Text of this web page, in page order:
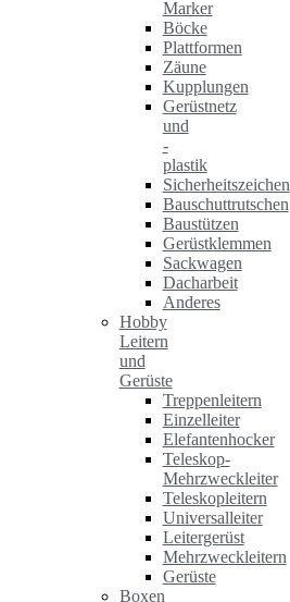
Marker
Böcke
Plattformen
Zäune
Kupplungen
Gerüstnetz
und
-
plastik
Sicherheitszeichen
Bauschuttrutschen
Baustützen
Gerüstklemmen
Sackwagen
Dacharbeit
Anderes
Hobby
Leitern
und
Gerüste
Treppenleitern
Einzelleiter
Elefantenhocker
Teleskop-
Mehrzweckleiter
Teleskopleitern
Universalleiter
Leitergerüst
Mehrzweckleitern
Gerüste
Boxen